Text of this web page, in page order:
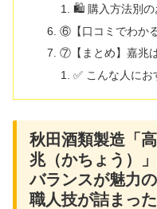
🛍 購入方法別の
⑥【口コミでわか
⑦【まとめ】嘉兆
✅ こんな人にお
秋田酒類製造「
兆（かちょう）
バランスが魅力
職人技が詰まっ